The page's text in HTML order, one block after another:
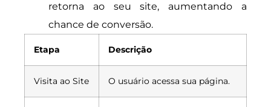
retorna ao seu site, aumentando a
chance de conversão.
Etapa Descrição
Visita ao Site O usuário acessa sua página.